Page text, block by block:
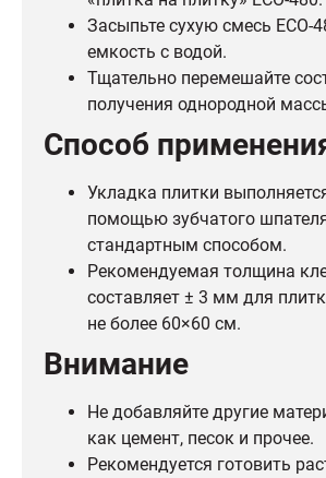
Засыпьте сухую смесь ECO-
емкость с водой.
Тщательно перемешайте
получения однородной
Способ
Укладка плитки
помощью зубчатого
стандартным способом.
Рекомендуемая толщина
составляет ± 3 мм для
не более 60×60 см.
Внимание
Не добавляйте другие
как цемент, песок и прочее.
Рекомендуется готовить